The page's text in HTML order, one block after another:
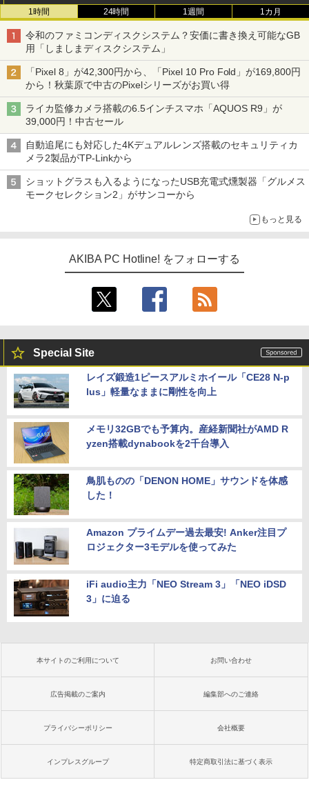
1時間 24時間 1週間 1カ月
令和のファミコンディスクシステム？安価に書き換え可能なGB
用「しましまディスクシステム」
「Pixel 8」が42,300円から、「Pixel 10 Pro Fold」が169,800円
から！秋葉原で中古のPixelシリーズがお買い得
ライカ監修カメラ搭載の6.5インチスマホ「AQUOS R9」が
39,000円！中古セール
自動追尾にも対応した4Kデュアルレンズ搭載のセキュリティカ
メラ2製品がTP-Linkから
ショットグラスも入るようになったUSB充電式燻製器「グルメス
モークセレクション2」がサンコーから
もっと見る
AKIBA PC Hotline! をフォローする
Special Site
レイズ鍛造1ピースアルミホイール「CE28 N-p
lus」軽量なままに剛性を向上
メモリ32GBでも予算内。産経新聞社がAMD R
yzen搭載dynabookを2千台導入
鳥肌ものの「DENON HOME」サウンドを体感
した！
Amazon プライムデー過去最安! Anker注目プ
ロジェクター3モデルを使ってみた
iFi audio主力「NEO Stream 3」「NEO iDSD
3」に迫る
本サイトのご利用について お問い合わせ
広告掲載のご案内 編集部へのご連絡
プライバシーポリシー 会社概要
インプレスグループ 特定商取引法に基づく表示